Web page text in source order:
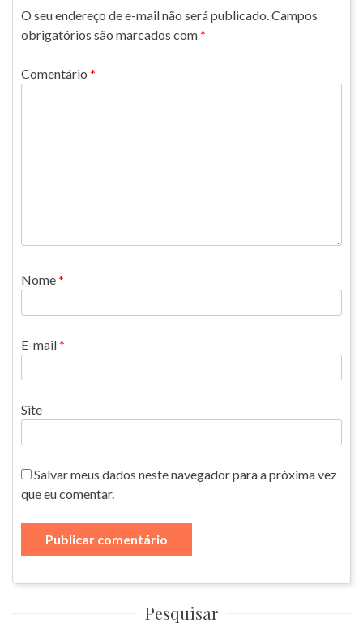
O seu endereço de e-mail não será publicado.Campos
obrigatórios são marcados com*
Comentário *
Nome*
E-mail*
Site
Salvar meus dados neste navegador para a próxima vez
que eu comentar.
Pesquisar